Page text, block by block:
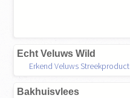
Echt Veluws Wild
Erkend Veluws Streekproduct
Bakhuisvlees